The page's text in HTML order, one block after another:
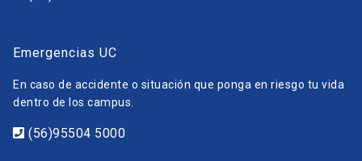
Emergencias UC
En caso de accidente o situación que ponga en riesgo tu vida
dentro de los campus.
(56)95504 5000